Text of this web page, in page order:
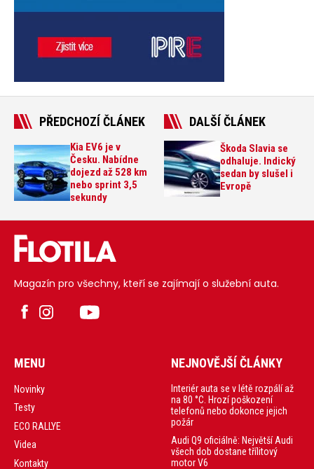
PŘEDCHOZÍ ČLÁNEK
Kia EV6 je v
Česku. Nabídne
dojezd až 528 km
nebo sprint 3,5
sekundy
DALŠÍ ČLÁNEK
Škoda Slavia se
odhaluje. Indický
sedan by slušel i
Evropě
Magazín pro všechny, kteří se zajímají o služební auta.
MENU
Novinky
Testy
ECO RALLYE
Videa
Kontakty
NEJNOVĚJŠÍ ČLÁNKY
Interiér auta se v létě rozpálí až
na 80 °C. Hrozí poškození
telefonů nebo dokonce jejich
požár
Audi Q9 oficiálně: Největší Audi
všech dob dostane třílitový
motor V6